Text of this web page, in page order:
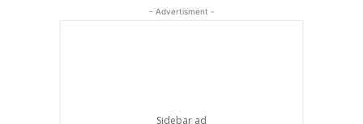
- Advertisment -